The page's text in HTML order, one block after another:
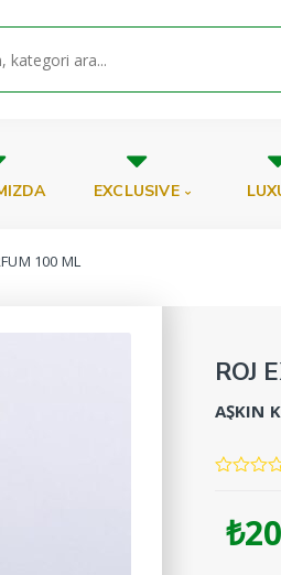
EXCLUSIVE
100 ML
ROJ
AŞKIN
₺